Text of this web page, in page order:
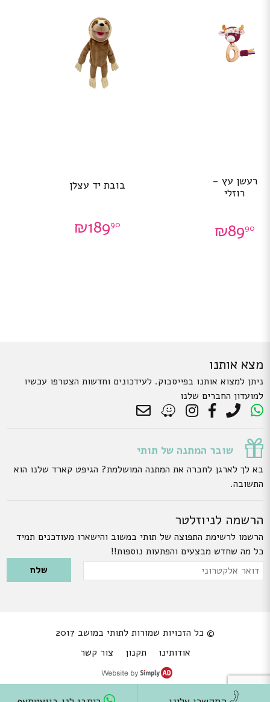
רעשן עץ -
רוזלי
₪8990
בובת יד עצלן
₪18990
מצא אותנו
ניתן למצוא אותנו בפייסבוק. לעידכונים וחדשות הצטרפו עכשיו
למועדון החברים שלנו
שובר המתנה של תותי
בא לך לארגן לחברה את המתנה המושלמת? הגיפט קארד שלנו הוא
התשובה.
הרשמה לניוזלטר
הרשמו לרשימת התפוצה של תותי במשוב והישארו מעודכנים תמיד
כל מה שחדש מבצעים והפתעות נוספות!!
Please leave this field empty.
דואר
© כל הזכויות שמורות לתותי במושב 2017
אודותינו
תקנון צור קשר